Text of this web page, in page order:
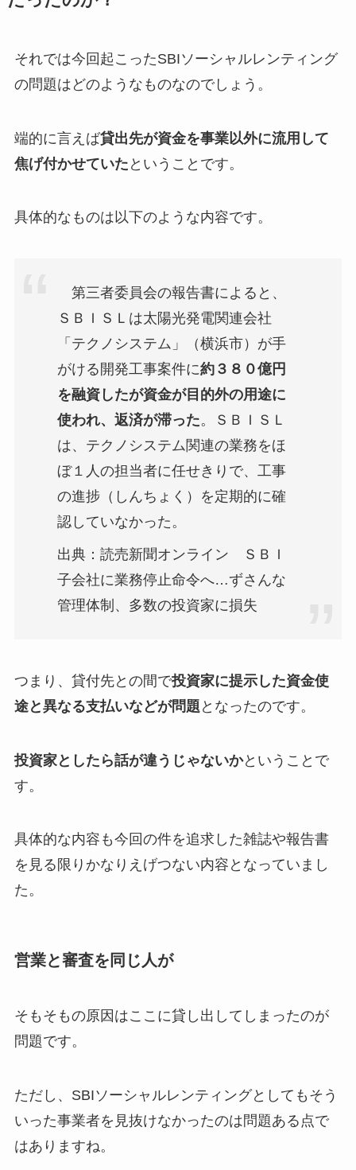
それでは今回起こったSBIソーシャルレンティング
の問題はどのようなものなのでしょう。
端的に言えば貸出先が資金を事業以外に流用して
焦げ付かせていた ということです。
具体的なものは以下のような内容です。
第三者委員会の報告書によると、
ＳＢＩＳＬは太陽光発電関連会社
「テクノシステム」（横浜市）が手
がける開発工事案件に約３８０億円
を融資したが資金が目的外の用途に
使われ、返済が滞った。ＳＢＩＳＬ
は、テクノシステム関連の業務をほ
ぼ１人の担当者に任せきりで、工事
の進捗（しんちょく）を定期的に確
認していなかった。
出典：読売新聞オンライン ＳＢＩ
子会社に業務停止命令へ…ずさんな
管理体制、多数の投資家に損失
つまり、貸付先との間で投資家に提示した資金使
途と異なる支払いなどが問題 となったのです。
投資家としたら話が違うじゃないかということで
す。
具体的な内容も今回の件を追求した雑誌や報告書
を見る限りかなりえげつない内容となっていまし
た。
営業と審査を同じ人が
そもそもの原因はここに貸し出してしまったのが
問題です。
ただし、SBIソーシャルレンティングとしてもそう
いった事業者を見抜けなかったのは問題ある点で
はありますね。